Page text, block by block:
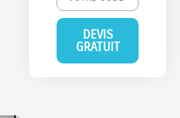
DEVIS
GRATUIT